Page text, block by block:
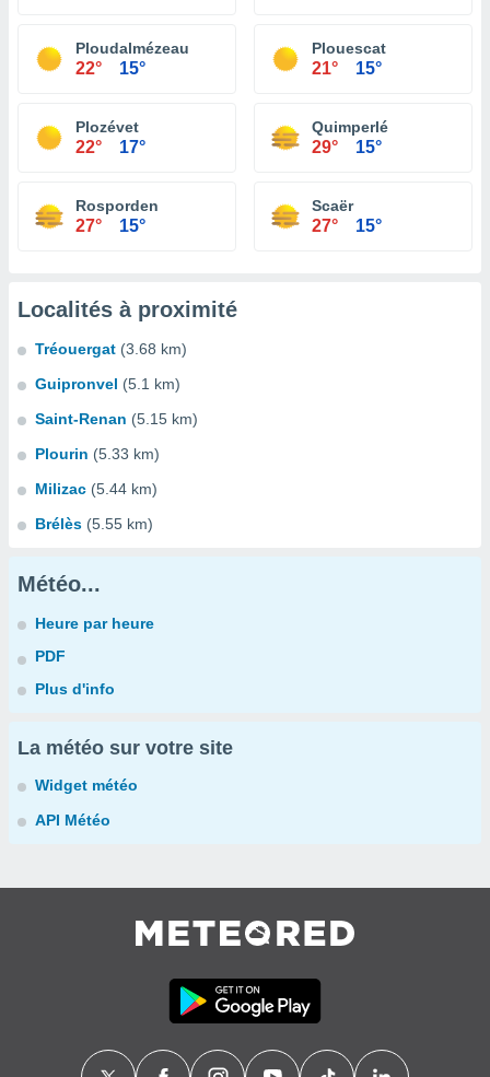
Ploudalmézeau
22° 15°
Plouescat
21° 15°
Plozévet
22° 17°
Quimperlé
29° 15°
Rosporden
27° 15°
Scaër
27° 15°
Localités à proximité
Tréouergat (3.68 km)
Guipronvel (5.1 km)
Saint-Renan (5.15 km)
Plourin (5.33 km)
Milizac (5.44 km)
Brélès (5.55 km)
Météo...
Heure par heure
PDF
Plus d'info
La météo sur votre site
Widget météo
API Météo